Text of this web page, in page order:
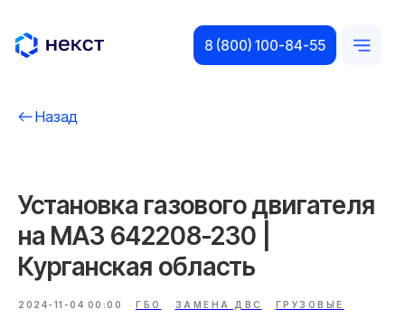
8 (800) 100-84-55
Установка газового двигателя
на МАЗ 642208-230 |
Курганская область
2024-11-04 00:00 ГБО ЗАМЕНА ДВС ГРУЗОВЫЕ